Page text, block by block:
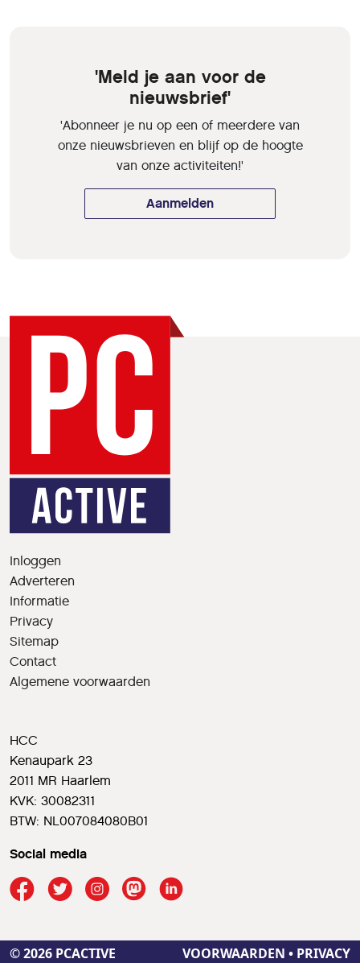
'Meld je aan voor de
nieuwsbrief'
'Abonneer je nu op een of meerdere van
onze nieuwsbrieven en blijf op de hoogte
van onze activiteiten!'
Aanmelden
Inloggen
Adverteren
Informatie
Privacy
Sitemap
Contact
Algemene voorwaarden
HCC
Kenaupark 23
2011 MR Haarlem
KVK: 30082311
BTW: NL007084080B01
Social media
© 2026 PCACTIVE VOORWAARDEN • PRIVACY